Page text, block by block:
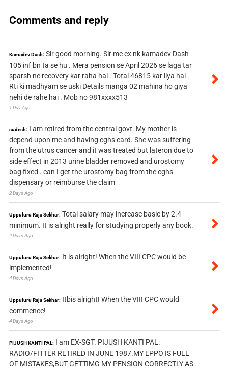
Comments and reply
Kamadev Dash: Sir good morning. Sir me ex nk kamadev Dash
105 inf bn ta se hu . Mera pension se April 2026 se laga tar
sparsh ne recovery kar raha hai . Total 46815 kar liya hai .
Rti ki madhyam se uski Details manga 02 mahina ho giya
nehi de rahe hai . Mob no 981xxxx513
1 Day Ago
sudesh: I am retired from the central govt. My mother is
depend upon me and having cghs card. She was suffering
from the utrus cancer and it was treated but lateron due to
side effect in 2013 urine bladder removed and urostomy
bag fixed . can I get the urostomy bag from the cghs
dispensary or reimburse the claim
2 Days Ago
Uppuluru Raja Sekhar: Total salary may increase basic by 2.4
minimum. It is alright really for studying properly any book.
4 Days Ago
Uppuluru Raja Sekhar: It is alright! When the VIII CPC would be
implemented!
4 Days Ago
Uppuluru Raja Sekhar: Itbis alright! When the VIII CPC would
commence!
4 Days Ago
PIJUSH KANTI PAL: I am EX-SGT. PIJUSH KANTI PAL.
RADIO/FITTER RETIRED IN JUNE 1987.MY EPPO IS FULL
OF MISTAKES,BUT GETTIMG MY PENSION CORRECTLY AS